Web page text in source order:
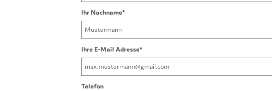
Ihr Nachname*
Ihre E-Mail Adresse*
Telefon